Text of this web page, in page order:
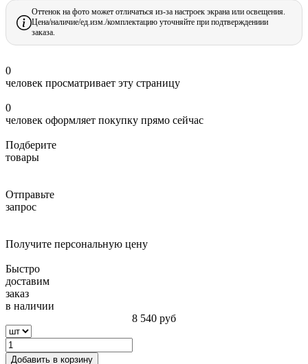
Оттенок на фото может отличаться из-за настроек экрана или освещения.
Цена/наличие/ед.изм./комплектацию уточняйте при подтверждениии
заказа.
0
человек просматривает эту страницу
0
человек оформляет покупку прямо сейчас
Подберите
товары
Отправьте
запрос
Получите персональную цену
Быстро
доставим
заказ
в наличии
8 540 руб
Добавить в корзину